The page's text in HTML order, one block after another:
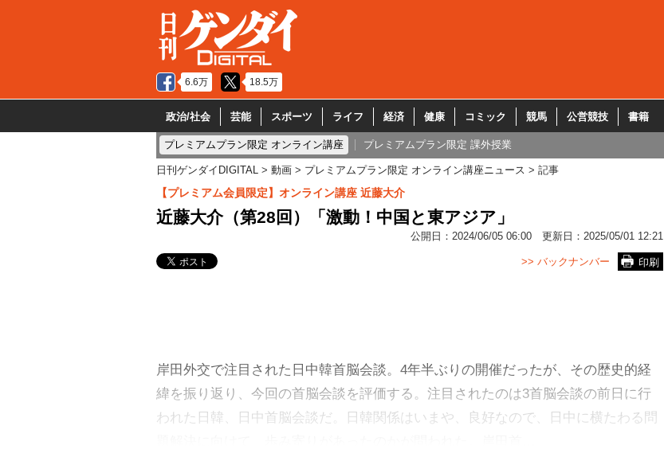
6.6万 18.5万
政治/社会 芸能 スポーツ ライフ 経済 健康 コミック 競馬 公営競技 書籍
プレミアムプラン限定 オンライン講座 プレミアムプラン限定 課外授業
日刊ゲンダイDIGITAL 動画 プレミアムプラン限定 オンライン講座ニュース 記事
【プレミアム会員限定】オンライン講座 近藤大介
近藤大介（第28回）「激動！中国と東アジア」
公開日： 2024/06/05 06:00 更新日： 2025/05/01 12:21
印刷
>> バックナンバー
岸田外交で注目された日中韓首脳会談。4年半ぶりの開催だったが、その歴史的経
緯を振り返り、今回の首脳会談を評価する。注目されたのは3首脳会談の前日に行
われた日韓、日中首脳会談だ。日韓関係はいまや、良好なので、日中に横たわる問